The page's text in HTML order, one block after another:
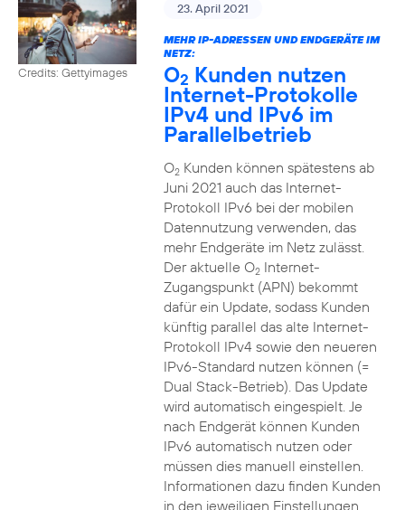
Credits: Gettyimages
23. April 2021
MEHR IP-ADRESSEN UND ENDGERÄTE IM
NETZ:
O2 Kunden nutzen
Internet-Protokolle
IPv4 und IPv6 im
Parallelbetrieb
O2Kunden können spätestens ab
Juni 2021 auch das Internet-
Protokoll IPv6 bei der mobilen
Datennutzung verwenden, das
mehr Endgeräte im Netz zulässt.
Der aktuelle O2Internet-
Zugangspunkt (APN) bekommt
dafür ein Update, sodass Kunden
künftig parallel das alte Internet-
Protokoll IPv4 sowie den neueren
IPv6-Standard nutzen können (=
Dual Stack-Betrieb). Das Update
wird automatisch eingespielt. Je
nach Endgerät können Kunden
IPv6 automatisch nutzen oder
müssen dies manuell einstellen.
Informationen dazu finden Kunden
in den jeweiligen Einstellungen